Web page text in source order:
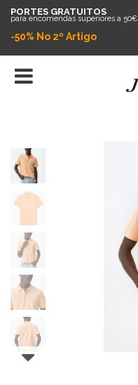
PORTES GRATUITOS
para encomendas superiores a 50€
-50% No 2º Artigo